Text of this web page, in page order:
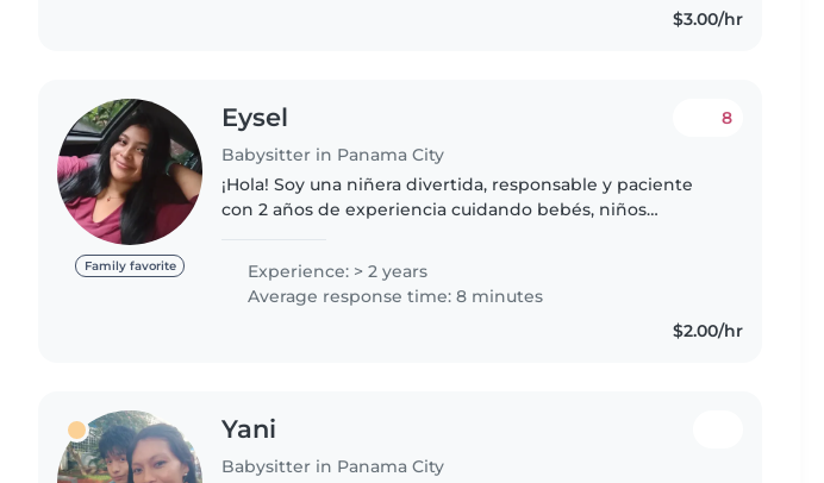
$3.00/hr
Family favorite
Eysel
Babysitter in Panama City
8
¡Hola! Soy una niñera divertida, responsable y paciente
con 2 años de experiencia cuidando bebés, niños
necesidades especiales, incluyendo..
Experience: > 2 years
Average response time: 8 minutes
$2.00/hr
Yani
Babysitter in Panama City